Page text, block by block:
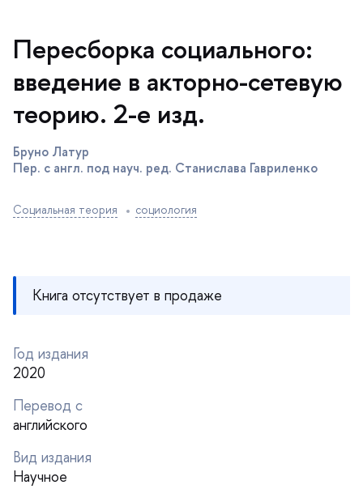
Пересборка социального:
едение в акторно-сетевую
теорию. 2-е изд.
Бруно Латур
Пер. с англ. под науч. ред. Cтанислава Гавриленко
Социальная теория социология
Книга отсутствует в продаже
Год издания
2020
Перевод с
английского
ид издания
Научное